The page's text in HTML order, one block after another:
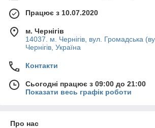
Працює з 10.07.2020
м. Чернігів
14037. м. Чернігів, вул. Громадська
Чернігів, Україна
Контакти
Сьогодні працює з 09:00 до 21:00
Показати весь графік роботи
Про нас